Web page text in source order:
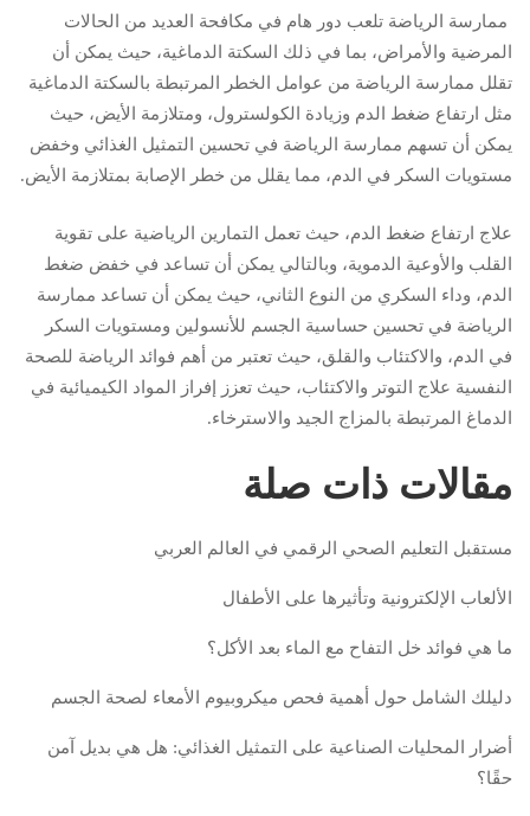
ممارسة الرياضة تلعب دور هام في مكافحة العديد من الحالات
المرضية والأمراض، بما في ذلك السكتة الدماغية، حيث يمكن أن
تقلل ممارسة الرياضة من عوامل الخطر المرتبطة بالسكتة الدماغية
مثل ارتفاع ضغط الدم وزيادة الكولسترول، ومتلازمة الأيض، حيث
يمكن أن تسهم ممارسة الرياضة في تحسين التمثيل الغذائي وخفض
مستويات السكر في الدم، مما يقلل من خطر الإصابة بمتلازمة الأيض.
علاج ارتفاع ضغط الدم، حيث تعمل التمارين الرياضية على تقوية
القلب والأوعية الدموية، وبالتالي يمكن أن تساعد في خفض ضغط
الدم، وداء السكري من النوع الثاني، حيث يمكن أن تساعد ممارسة
الرياضة في تحسين حساسية الجسم للأنسولين ومستويات السكر
في الدم، والاكتئاب والقلق، حيث تعتبر من أهم فوائد الرياضة للصحة
النفسية علاج التوتر والاكتئاب، حيث تعزز إفراز المواد الكيميائية في
الدماغ المرتبطة بالمزاج الجيد والاسترخاء.
مقالات ذات صلة
مستقبل التعليم الصحي الرقمي في العالم العربي
الألعاب الإلكترونية وتأثيرها على الأطفال
ما هي فوائد خل التفاح مع الماء بعد الأكل؟
دليلك الشامل حول أهمية فحص ميكروبيوم الأمعاء لصحة الجسم
أضرار المحليات الصناعية على التمثيل الغذائي: هل هي بديل آمن
حقًا؟